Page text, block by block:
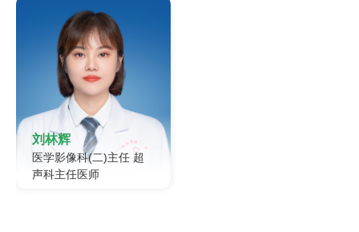
刘林辉
医学影像科(二)主任 超
声科主任医师